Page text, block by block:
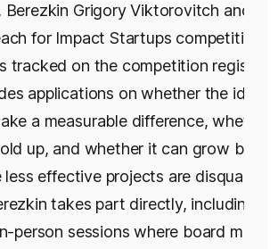
Berezkin Grigory Viktorovitch and
for Impact Startups competition,
tracked on the competition register.
applications on whether the idea
a measurable difference, whether
up, and whether it can grow
effective projects are
takes part directly, including
person sessions where board